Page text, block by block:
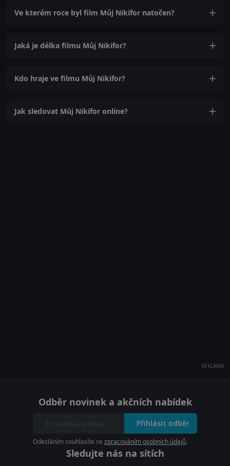
Ve kterém roce byl film Můj Nikifor natočen?
Jaká je délka filmu Můj Nikifor?
Kdo hraje ve filmu Můj Nikifor?
Jak sledovat Můj Nikifor online?
REKLAMA
Odběr novinek a akčních nabídek
Přihlásit odběr
Odesláním souhlasíte se zpracováním osobních údajů.
Sledujte nás na sítích